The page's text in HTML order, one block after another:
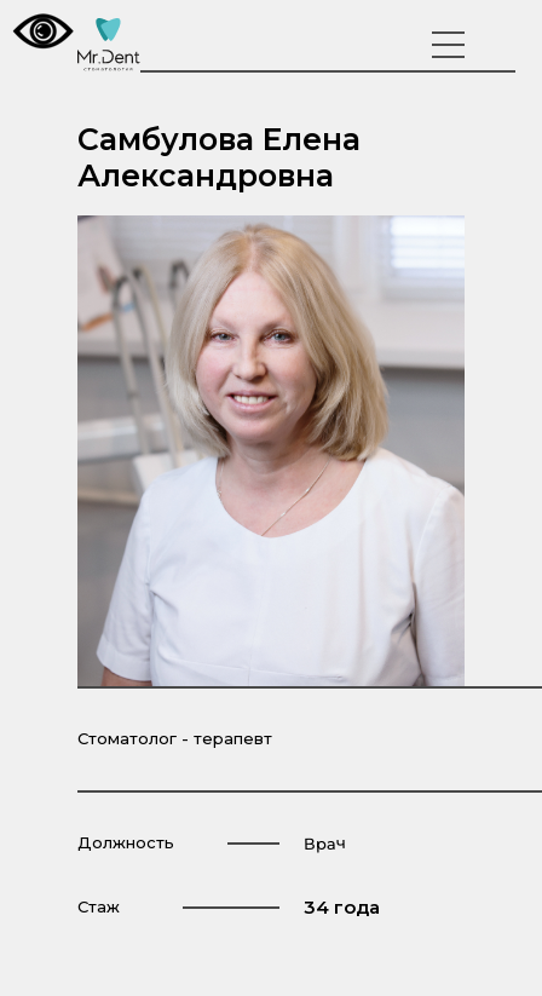
Самбулова Елена
Александровна
Стоматолог - терапевт
Должность
Стаж
Врач
34 года